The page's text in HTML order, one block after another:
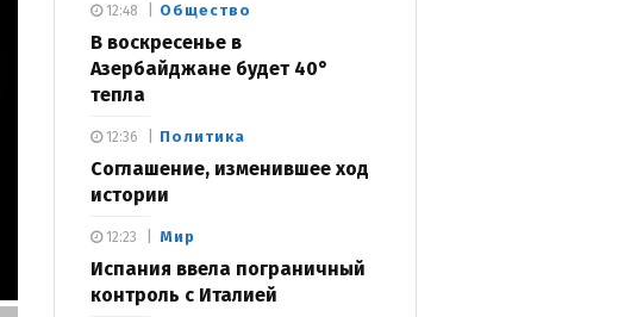
Общество
В воскресенье в
Азербайджане будет 40°
тепла
12:48
Политика
Соглашение, изменившее ход
истории
12:36
Мир
Испания ввела пограничный
контроль с Италией
12:23